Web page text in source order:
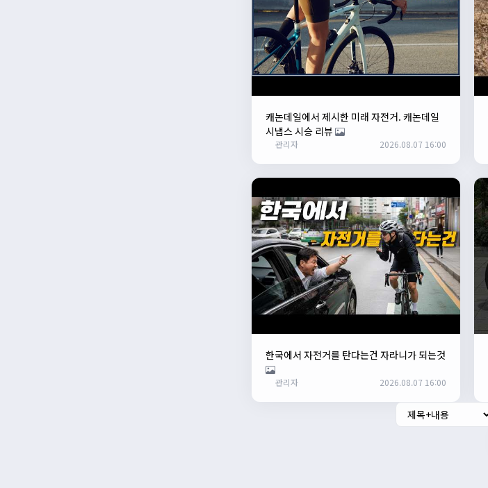
캐논데일에서 제시한 미래 자전거. 캐논데일
시냅스 시승 리뷰
관리자 2026.08.07 16:00
한국에서 자전거를 탄다는건 자라니가 되는것
관리자 2026.08.07 16:00